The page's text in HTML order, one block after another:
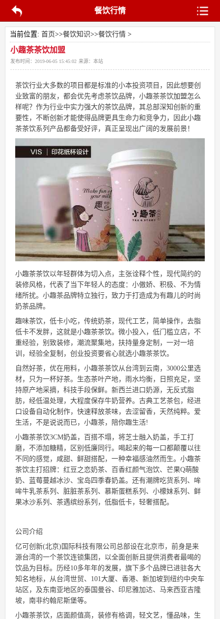
餐饮行情
当前位置: 首页>>餐饮知识>>餐饮行情>
小趣茶茶饮加盟
发布时间： 2019-06-05 15:45:02 来源： 本站
茶饮行业大多数的项目都是标准的小本投资项目，因此想要创
业致富的朋友，都会优先考虑茶饮品牌，小趣茶茶饮加盟怎么
样呢？作为行业中实力强大的茶饮品牌，其总部深知创新的重
要性，不断创新才能使得品牌更具生命力和竞争力，因此小趣
茶茶饮系列产品都备受好评，真正呈现出广阔的发展前景！
小趣茶茶饮以年轻群体为切入点，主张诠释个性，现代简约的
装修风格，代表了当下年轻人的态度：小傲娇、积极、不为情
绪所扰。小趣茶品牌特立独行，致力于打造成为有趣儿的时尚
奶茶品牌。
趣味茶饮，低卡小吃，传统奶茶，现代工艺，简单操作，去脂
低卡不发胖，这就是小趣茶茶饮。微小投入，低门槛立店，不
重经验，别致装修，潮流聚集地，扶持量身定制，一对一培
训，经验全复制，创业投资要省心就选小趣茶茶饮。
自然好茶，优在用料，小趣茶茶饮从台湾到云南，3000公里选
材，只为一杯好茶。生态茶叶产地，雨水均衡，日照充足，坚
持原产地采摘，科技手段保鲜。新西兰进口奶源，无反式脂
肪，经低温处理，大程度保存牛奶营养。古典工艺茶包，经进
口设备自动化制作，快速释放茶味，去涩留香，天然纯粹。爱
生活，不是说说而已，小趣茶，陪你趣生活!
小趣茶茶饮3CM奶盖，百搭不塌，将芝士融入奶盖，手工打
磨，不添加糖精，区别低廉同行。喝起来的每一口都颠覆以往
不同的感觉，咸甜、鲜甜搭配，一种幸福感油然而生。小趣茶
茶饮主打招牌：红豆之恋奶茶、百香红颜气泡饮、芒果Q萌酸
奶、蓝莓蔓越冰沙、宝岛四季春奶盖。还有潮牌吃货系列、哞
哞牛乳茶系列、脏脏茶系列、慕斯蛋糕系列、小檬妹系列、鲜
果冰沙系列、茶遇缤纷系列，低脂低卡，轻奢搭配。
公司介绍
亿可创新(北京)国际科技有限公司总部设在北京市，前身是来
源台湾的一个茶饮连锁集团，以全面创新且提供消费者最喝的
饮品为目标。历经10多年年的发展，旗下多个品牌已进驻各大
知名地标，从台湾世贸、101大厦、香港、新加坡到纽约中央车
站区，及东南亚地区的泰国曼谷、印尼雅加达、马来西亚吉隆
坡，南非约翰尼斯堡等。
小趣茶茶饮，店面颜值高，装修有格调，轻文艺，懂品味，生